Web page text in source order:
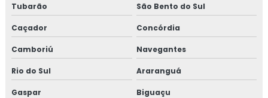
Tubarão São Bento do Sul
Caçador Concórdia
Camboriú Navegantes
Rio do Sul Araranguá
Gaspar Biguaçu